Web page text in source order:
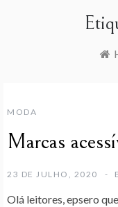
MODA
Marcas
23 DE JULHO, 2020
Olá leitores, epsero